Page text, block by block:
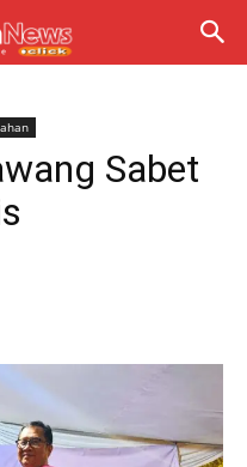
Sabet